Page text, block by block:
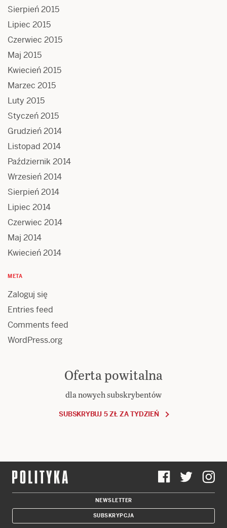
Sierpień 2015
Lipiec 2015
Czerwiec 2015
Maj 2015
Kwiecień 2015
Marzec 2015
Luty 2015
Styczeń 2015
Grudzień 2014
Listopad 2014
Październik 2014
Wrzesień 2014
Sierpień 2014
Lipiec 2014
Czerwiec 2014
Maj 2014
Kwiecień 2014
META
Zaloguj się
Entries feed
Comments feed
WordPress.org
Oferta powitalna
dla nowych subskrybentów
SUBSKRYBUJ 5 ZŁ ZA TYDZIEŃ
NEWSLETTER
SUBSKRYPCJA